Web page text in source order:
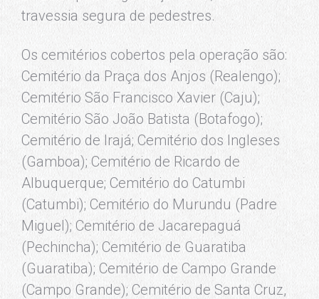
travessia segura de pedestres.
Os cemitérios cobertos pela operação são:
Cemitério da Praça dos Anjos (Realengo);
Cemitério São Francisco Xavier (Caju);
Cemitério São João Batista (Botafogo);
Cemitério de Irajá; Cemitério dos Ingleses
(Gamboa); Cemitério de Ricardo de
Albuquerque; Cemitério do Catumbi
(Catumbi); Cemitério do Murundu (Padre
Miguel); Cemitério de Jacarepaguá
(Pechincha); Cemitério de Guaratiba
(Guaratiba); Cemitério de Campo Grande
(Campo Grande); Cemitério de Santa Cruz,